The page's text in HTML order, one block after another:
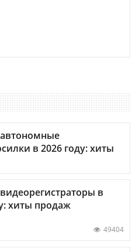
в 2026 году: хиты
в
хиты продаж
49404